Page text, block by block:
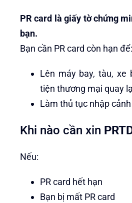
PR card là giấy tờ chứng
bạn.
Bạn cần PR card còn hạn để:
Lên máy bay, tàu, xe
tiện thương mại quay
Làm thủ tục nhập
Khi nào cần xin
Nếu:
PR card hết hạn
Bạn bị mất PR card